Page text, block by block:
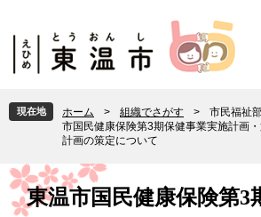
頭
で
飛
ば
本
現在地 ホーム > 組織でさがす > 市民福祉
市国民健康保険第3期保健事業実施計画
計画の策定について
本
文 東温市国民健康保険第3